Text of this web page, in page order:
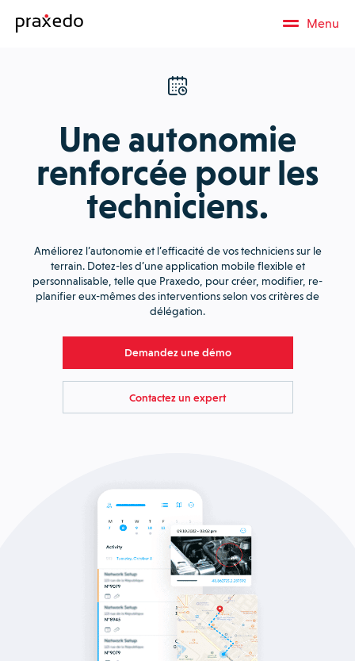
Menu
Une autonomie
renforcée pour les
techniciens.
Améliorez l’autonomie et l’efficacité de vos techniciens sur le
terrain. Dotez-les d’une application mobile flexible et
personnalisable, telle que Praxedo, pour créer, modifier, re-
planifier eux-mêmes des interventions selon vos critères de
délégation.
Demandez une démo
Contactez un expert